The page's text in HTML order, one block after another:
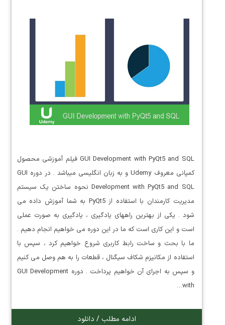
GUI Development with PyQt5 and SQL فیلم آموزشی محصول
کمپانی معروف Udemy و به زبان انگلیسی میباشد . در دوره GUI
Development with PyQt5 and SQL نحوه ساختن یک سیستم
مدیریت کارمندان با استفاده از PyQt5 به شما آموزش داده می
شود . یکی از بهترین راههای یادگیری ، یادگیری به صورت عملی
است و این کاری است که ما در این دوره می خواهیم انجام دهیم .
ما با بحث و ساخت رابط کاربری شروع خواهیم کرد ، سپس با
استفاده از مکانیزم شکاف سیگنال ، قطعات را به هم وصل می کنیم
و سپس به اجرای آن خواهیم پرداخت . دوره GUI Development
with…
ادامه مطلب / دانلود